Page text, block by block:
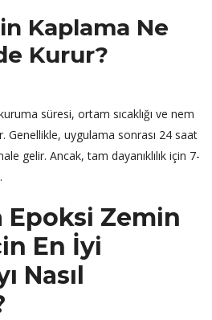
Kaplama Ne
Kurur?
süresi, ortam sıcaklığı ve nem
Genellikle, uygulama sonrası 24 saat
gelir. Ancak, tam dayanıklılık için 7-
Epoksi Zemin
En İyi
Nasıl